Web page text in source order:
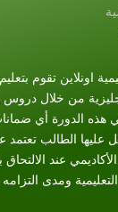
اونلاين تقوم
من خلال
هذه الدورة أي
عليها الطالب
عند الالتحاق
ومدى التزامه